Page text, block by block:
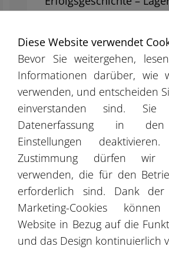
Diese Website verwendet
Bevor Sie weitergehen,
Informationen darüber, wie
verwenden, und entscheiden
einverstanden sind.
Datenerfassung in den
Einstellungen
Zustimmung dürfen wir
verwenden, die für den
erforderlich sind. Dank der
Marketing-Cookies
Website in Bezug auf die
und das Design kontinuierlich